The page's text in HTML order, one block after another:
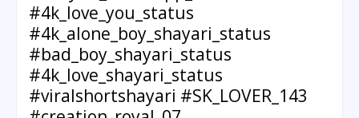
#4k_love_you_status
#4k_alone_boy_shayari_status
#bad_boy_shayari_status
#4k_love_shayari_status
#viralshortshayari #SK_LOVER_143